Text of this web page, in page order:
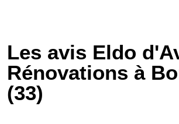
Les avis Eldo
Rénovations à
(33)